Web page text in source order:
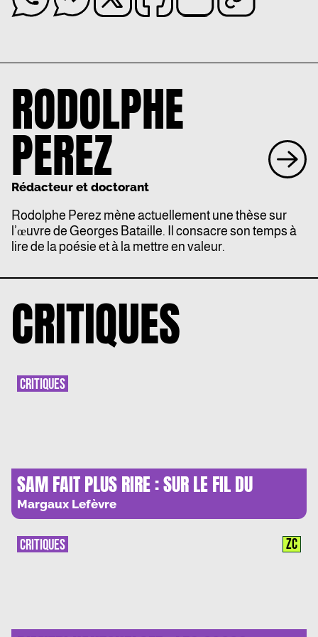
RODOLPHE
PEREZ
Rédacteur et doctorant
Rodolphe Perez mène actuellement une thèse sur
l’œuvre de Georges Bataille. Il consacre son temps à
lire de la poésie et à la mettre en valeur.
CRITIQUES
SAM FAIT PLUS RIRE : SUR LE FIL DU
RASOIR
Margaux Lefèvre
CRITIQUES
CRITIQUES ZC